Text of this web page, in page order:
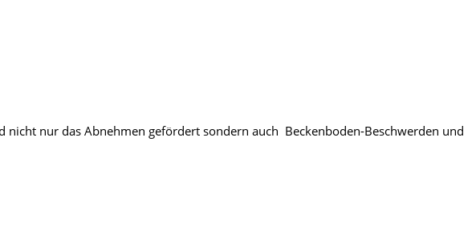
nur das Abnehmen gefördert sondern auch Beckenboden-Beschwerden und